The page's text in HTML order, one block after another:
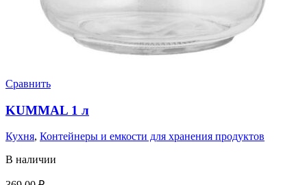
Сравнить
KUMMAL 1 л
Кухня, Контейнеры и емкости для хранения продуктов
В наличии